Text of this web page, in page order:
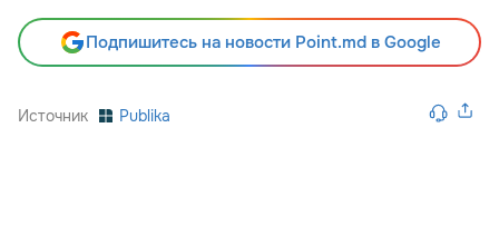
Подпишитесь на новости Point.md в Google
Источник Publika